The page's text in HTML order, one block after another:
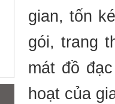
gian, tốn
gói, trang
mát đồ
hoạt của